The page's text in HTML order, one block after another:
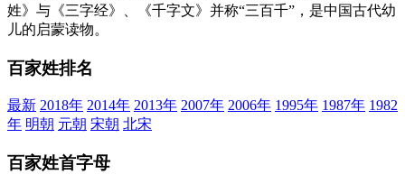
姓》与《三字经》、《千字文》并称“三百千”，是中国古代幼
儿的启蒙读物。
百家姓排名
最新 2018年 2014年 2013年 2007年 2006年 1995年 1987年 1982
年 明朝 元朝 宋朝 北宋
百家姓首字母